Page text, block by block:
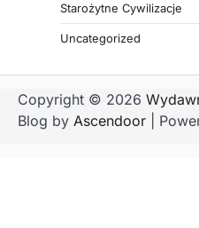
Starożytne Cywilizacje
Uncategorized
Copyright © 2026
Blog by Ascendoor |